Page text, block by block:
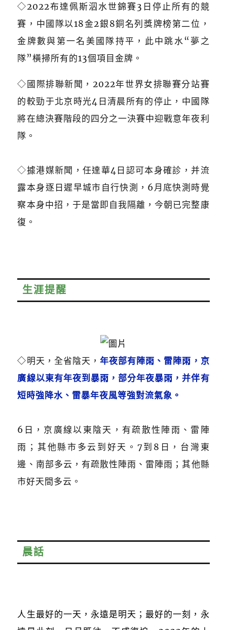
◇2022布達佩斯泅水世錦賽3日停止所有的競
賽，中國隊以18金2銀8銅名列獎牌榜第二位，
金牌數與第一名美國隊持平，此中跳水“夢之
隊”橫掃所有的13個項目金牌。
◇國際排聯新聞，2022年世界女排聯賽分站賽
的較勁于北京時光4日清晨所有的停止，中國隊
將在總決賽階段的四分之一決賽中迎戰意年夜利
隊。
◇據港媒新聞，任達華4日認可本身確診，并流
露本身逐日遲早城市自行快測，6月底快測時覺
察本身中招，于是當即自我隔離，今朝已完整康
復。
生涯提醒
◇明天，全省陰天， 年夜部有陣雨、雷陣雨，京
廣線以東有年夜到暴雨，部分年夜暴雨，并伴有
短時強降水、雷暴年夜風等強對流氣象。
6日，京廣線以東陰天，有疏散性陣雨、雷陣
雨；其他縣市多云到好天。 7到8日，台灣東
邊、南部多云，有疏散性陣雨、雷陣雨； 其他縣
市好天間多云。
晨話
人生最好的一天，永遠是明天；最好的一刻，永